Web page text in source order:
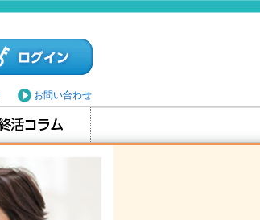
お問い合わせ